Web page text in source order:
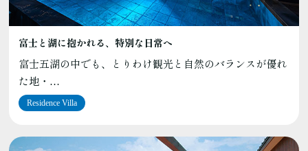
富士と湖に抱かれる、特別な日常へ
富士五湖の中でも、とりわけ観光と自然のバランスが優れ
た地・…
Residence Villa